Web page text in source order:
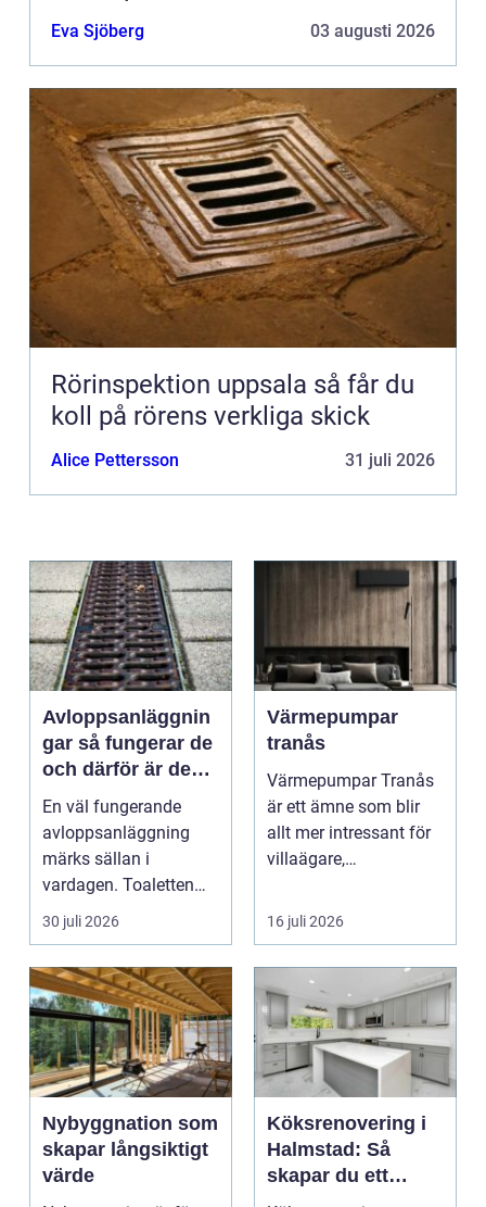
Eva Sjöberg 03 augusti 2026
Rörinspektion uppsala så får du
koll på rörens verkliga skick
Alice Pettersson 31 juli 2026
Avloppsanläggnin
gar så fungerar de
och därför är de
viktigare än många
tror
En väl fungerande
avloppsanläggning
märks sällan i
vardagen. Toaletten
spolas, vattnet rinner
undan ...
30 juli 2026
Värmepumpar
tranås
Värmepumpar Tranås
är ett ämne som blir
allt mer intressant för
villaägare,
o...
16 juli 2026
Nybyggnation som
skapar långsiktigt
värde
Köksrenovering i
Halmstad: Så
skapar du ett
funktionellt och